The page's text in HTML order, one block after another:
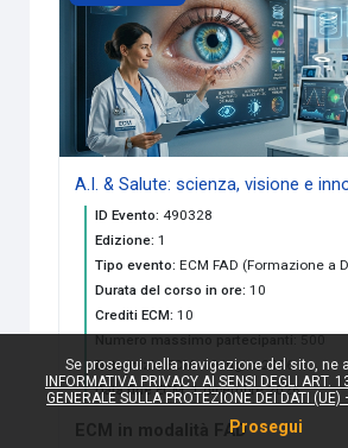
A.I. & Salute: scienza, visione e
ID Evento: 490328
Edizione: 1
Tipo evento: ECM FAD (Formazione a
Durata del corso in ore: 10
Crediti ECM: 10
Data inizio ECM:10 luglio 2026
Data fine ECM:1 dicembre 2026
ECM in modalità FAD
Se prosegui nella navigazione del sito, ne
INFORMATIVA PRIVACY AI SENSI DEGLI ART.
GENERALE SULLA PROTEZIONE DEI DATI
Prosegui